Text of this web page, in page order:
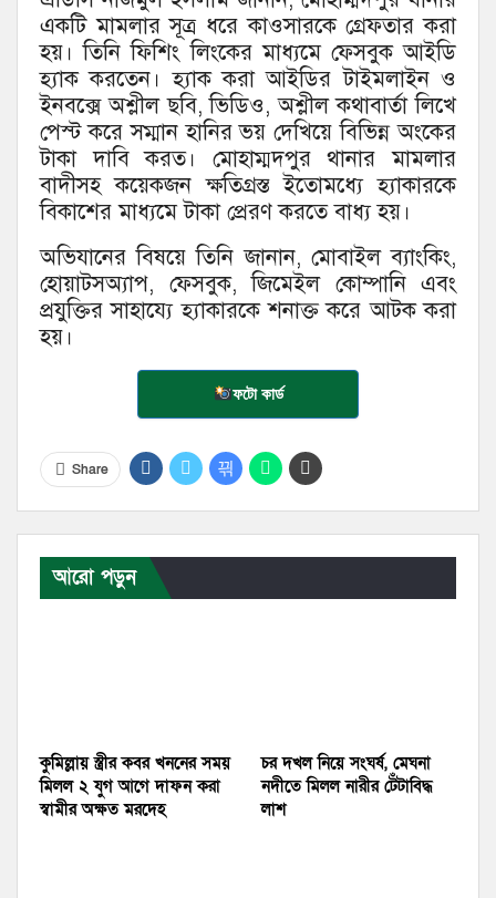
একটি মামলার সূত্র ধরে কাওসারকে গ্রেফতার করা
হয়। তিনি ফিশিং লিংকের মাধ্যমে ফেসবুক আইডি
হ্যাক করতেন। হ্যাক করা আইডির টাইমলাইন ও
ইনবক্সে অশ্লীল ছবি, ভিডিও, অশ্লীল কথাবার্তা লিখে
পেস্ট করে সম্মান হানির ভয় দেখিয়ে বিভিন্ন অংকের
টাকা দাবি করত। মোহাম্মদপুর থানার মামলার
বাদীসহ কয়েকজন ক্ষতিগ্রস্ত ইতোমধ্যে হ্যাকারকে
বিকাশের মাধ্যমে টাকা প্রেরণ করতে বাধ্য হয়।
অভিযানের বিষয়ে তিনি জানান, মোবাইল ব্যাংকিং,
হোয়াটসঅ্যাপ, ফেসবুক, জিমেইল কোম্পানি এবং
প্রযুক্তির সাহায্যে হ্যাকারকে শনাক্ত করে আটক করা
হয়।
ফটো কার্ড
Share
আরো পড়ুন
কুমিল্লায় স্ত্রীর কবর খননের সময়
মিলল ২ যুগ আগে দাফন করা
স্বামীর অক্ষত মরদেহ
চর দখল নিয়ে সংঘর্ষ, মেঘনা
নদীতে মিলল নারীর টেঁটাবিদ্ধ
লাশ